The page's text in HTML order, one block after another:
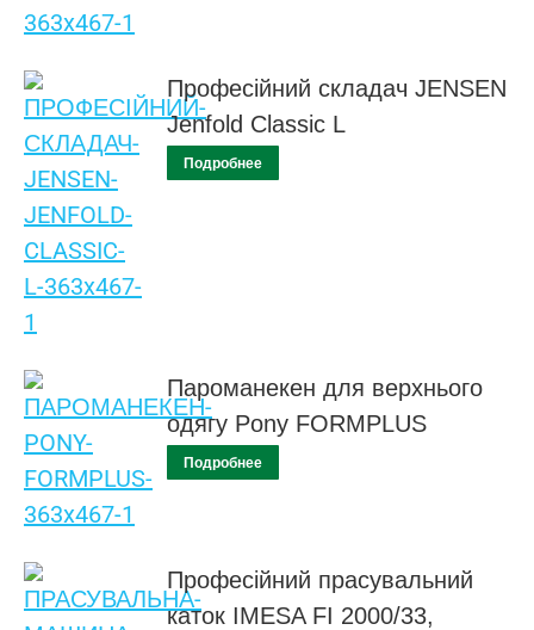
Професійний складач JENSEN
Jenfold Classic L
Подробнее
Пароманекен для верхнього
одягу Pony FORMPLUS
Подробнее
Професійний прасувальний
каток IMESA FI 2000/33,